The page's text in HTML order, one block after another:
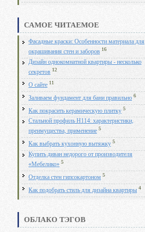
САМОЕ ЧИТАЕМОЕ
Фасадные краски: Особенности материала для
окрашивания стен и заборов 16
Дизайн однокомнатной квартиры - несколько
секретов 12
О сайте 11
Заливаем фундамент для бани правильно 6
Как покрасить керамическую плитку 5
Стальной профиль Н114: характеристики,
преимущества, применение 5
Как выбрать кухонную вытяжку 5
Купить диван недорого от производителя
«Мебелико» 5
Отделка стен гипсокартоном 5
Как подобрать стиль для дизайна квартиры 4
ОБЛАКО ТЭГОВ